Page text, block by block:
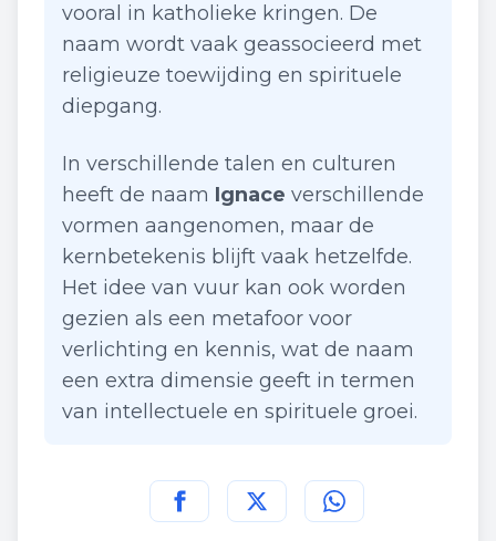
vooral in katholieke kringen. De
naam wordt vaak geassocieerd met
religieuze toewijding en spirituele
diepgang.
In verschillende talen en culturen
heeft de naam Ignace verschillende
vormen aangenomen, maar de
kernbetekenis blijft vaak hetzelfde.
Het idee van vuur kan ook worden
gezien als een metafoor voor
verlichting en kennis, wat de naam
een extra dimensie geeft in termen
van intellectuele en spirituele groei.
Deel deze pagina op
Deel deze pagina op
Deel deze pagina